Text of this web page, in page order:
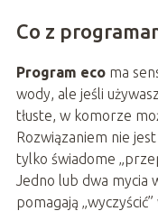
Co z
Program ecoma
wody, ale jeśli
tłuste, w komorze
Rozwiązaniem nie
tylko świadome
Jedno lub dwa mycia
pomagają